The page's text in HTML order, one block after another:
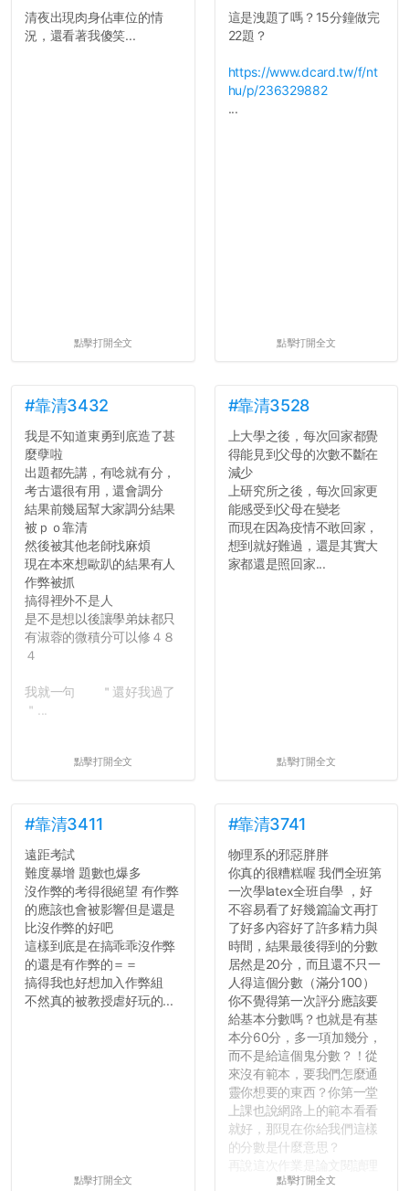
反正老人我明天就要搬離新
竹，之後如何發展與我無
吧XD，祝學弟妹們修課順利
~~...
清夜出現肉身佔車位的情
況，還看著我傻笑...
點擊打開全文
這是洩題了嗎？15分鐘做完
22題？
https://www.dcard.tw/f/nt
hu/p/236329882
...
點擊打開全文
#靠清3432
我是不知道東勇到底造了甚
麼孽啦
出題都先講，有唸就有分，
考古還很有用，還會調分
結果前幾屆幫大家調分結果
被ｐｏ靠清
然後被其他老師找麻煩
現在本來想歐趴的結果有人
作弊被抓
搞得裡外不是人
是不是想以後讓學弟妹都只
有淑蓉的微積分可以修４８
４
我就一句 ＂還好我過了
＂...
點擊打開全文
#靠清3528
上大學之後，每次回家都覺
得能見到父母的次數不斷在
減少
上研究所之後，每次回家更
能感受到父母在變老
而現在因為疫情不敢回家，
想到就好難過，還是其實大
家都還是照回家...
點擊打開全文
#靠清3411
遠距考試
難度暴增 題數也爆多
沒作弊的考得很絕望 有作弊
的應該也會被影響但是還是
比沒作弊的好吧
這樣到底是在搞乖乖沒作弊
的還是有作弊的＝＝
搞得我也好想加入作弊組
不然真的被教授虐好玩的...
點擊打開全文
#靠清3741
物理系的邪惡胖胖
你真的很糟糕喔 我們全班第
一次學latex全班自學 ，好
不容易看了好幾篇論文再打
了好多內容好了許多精力與
時間，結果最後得到的分數
居然是20分，而且還不只一
人得這個分數（滿分100）
你不覺得第一次評分應該要
給基本分數嗎？也就是有基
本分60分，多一項加幾分，
而不是給這個鬼分數？！從
來沒有範本，要我們怎麼通
靈你想要的東西？你第一堂
上課也說網路上的範本看看
就好，那現在你給我們這樣
的分數是什麼意思？
再說這次作業是論文閱讀理
解與評論，既然已經寫下實
點擊打開全文